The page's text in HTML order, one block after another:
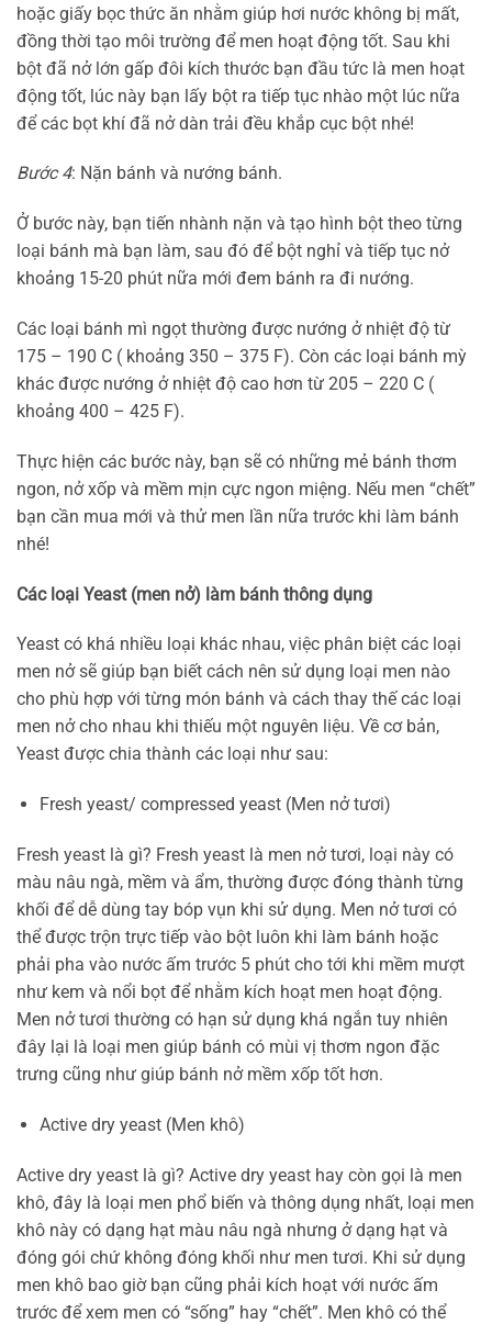
hoặc giấy bọc thức ăn nhằm giúp hơi nước không bị mất,
đồng thời tạo môi trường để men hoạt động tốt. Sau khi
bột đã nở lớn gấp đôi kích thước bạn đầu tức là men hoạt
động tốt, lúc này bạn lấy bột ra tiếp tục nhào một lúc nữa
để các bọt khí đã nở dàn trải đều khắp cục bột nhé!
Bước 4: Nặn bánh và nướng bánh.
Ở bước này, bạn tiến nhành nặn và tạo hình bột theo từng
loại bánh mà bạn làm, sau đó để bột nghỉ và tiếp tục nở
khoảng 15-20 phút nữa mới đem bánh ra đi nướng.
Các loại bánh mì ngọt thường được nướng ở nhiệt độ từ
175 – 190 C ( khoảng 350 – 375 F). Còn các loại bánh mỳ
khác được nướng ở nhiệt độ cao hơn từ 205 – 220 C (
khoảng 400 – 425 F).
Thực hiện các bước này, bạn sẽ có những mẻ bánh thơm
ngon, nở xốp và mềm mịn cực ngon miệng. Nếu men “chết”
bạn cần mua mới và thử men lần nữa trước khi làm bánh
nhé!
Các loại Yeast (men nở) làm bánh thông dụng
Yeast có khá nhiều loại khác nhau, việc phân biệt các loại
men nở sẽ giúp bạn biết cách nên sử dụng loại men nào
cho phù hợp với từng món bánh và cách thay thế các loại
men nở cho nhau khi thiếu một nguyên liệu. Về cơ bản,
Yeast được chia thành các loại như sau:
Fresh yeast/ compressed yeast (Men nở tươi)
Fresh yeast là gì? Fresh yeast là men nở tươi, loại này có
màu nâu ngà, mềm và ẩm, thường được đóng thành từng
khối để dễ dùng tay bóp vụn khi sử dụng. Men nở tươi có
thể được trộn trực tiếp vào bột luôn khi làm bánh hoặc
phải pha vào nước ấm trước 5 phút cho tới khi mềm mượt
như kem và nổi bọt để nhằm kích hoạt men hoạt động.
Men nở tươi thường có hạn sử dụng khá ngắn tuy nhiên
đây lại là loại men giúp bánh có mùi vị thơm ngon đặc
trưng cũng như giúp bánh nở mềm xốp tốt hơn.
Active dry yeast (Men khô)
Active dry yeast là gì? Active dry yeast hay còn gọi là men
khô, đây là loại men phổ biến và thông dụng nhất, loại men
khô này có dạng hạt màu nâu ngà nhưng ở dạng hạt và
đóng gói chứ không đóng khối như men tươi. Khi sử dụng
men khô bao giờ bạn cũng phải kích hoạt với nước ấm
trước để xem men có “sống” hay “chết”. Men khô có thể